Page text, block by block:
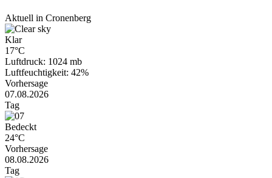
Aktuell in Cronenberg
Klar
17°C
Luftdruck: 1024 mb
Luftfeuchtigkeit: 42%
Vorhersage
07.08.2026
Tag
Bedeckt
24°C
Vorhersage
08.08.2026
Tag